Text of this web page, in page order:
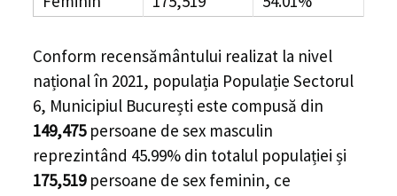
Conform recensământului realizat la nivel
național în 2021, populația Populație Sectorul
6, Municipiul București este compusă din
149,475 persoane de sex masculin
reprezintând 45.99% din totalul populației și
175,519 persoane de sex feminin, ce